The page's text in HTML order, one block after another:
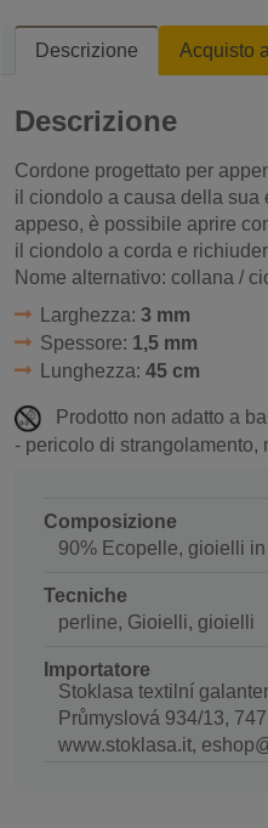
Descrizione Acquisto
Descrizione
Cordone progettato per
il ciondolo a causa della sua
appeso, è possibile aprire
il ciondolo a corda e
Nome alternativo: collana /
Larghezza: 3 mm
Spessore: 1,5 mm
Lunghezza: 45 cm
Prodotto non adatto a
- pericolo di strangolamento,
Composizione
90% Ecopelle, gioielli
Tecniche
perline, Gioielli, gioielli
Importatore
Stoklasa textilní
Průmyslová 934/13,
www.stoklasa.it,